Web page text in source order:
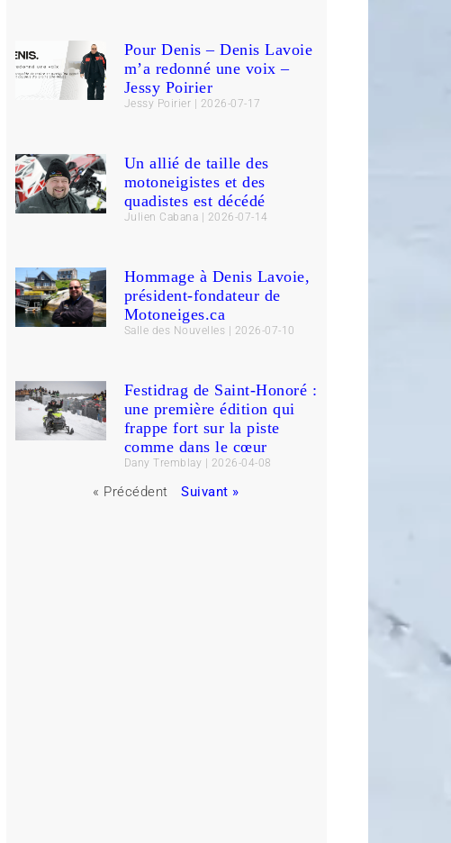
Pour Denis – Denis Lavoie
m’a redonné une voix –
Jessy Poirier
Jessy Poirier 2026-07-17
Un allié de taille des
motoneigistes et des
quadistes est décédé
Julien Cabana 2026-07-14
Hommage à Denis Lavoie,
président-fondateur de
Motoneiges.ca
Salle des Nouvelles 2026-07-10
Festidrag de Saint-Honoré :
une première édition qui
frappe fort sur la piste
comme dans le cœur
Dany Tremblay 2026-04-08
« Précédent Suivant »